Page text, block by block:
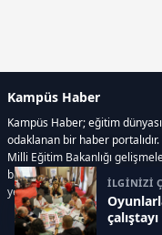
İLGİNİZİ
Kampüs Haber
Kampüs Haber; eğitim
odaklanan bir haber portalıdır.
Milli Eğitim Bakanlığı
bilim ve teknoloji alanındaki
yer alır.